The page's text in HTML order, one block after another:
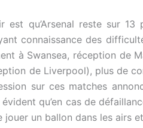
qu’Arsenal reste sur
connaissance des
à Swansea, réception de
de Liverpool), plus de
sur ces matches
qu’en cas de
jouer un ballon dans les airs